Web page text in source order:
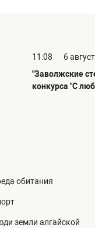
11:08
6
"Заволжские
конкурса "С
обитания
земли алгайской